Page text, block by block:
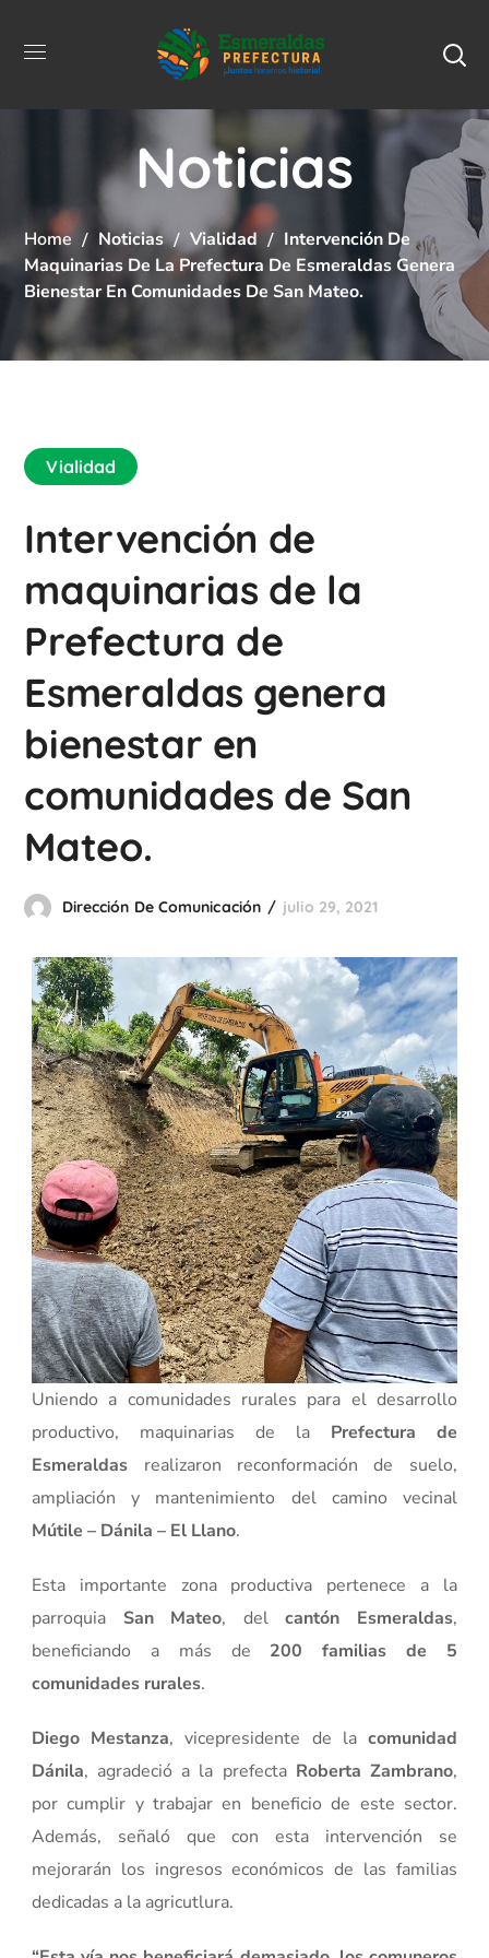
Noticias
Home Noticias Vialidad
Intervención De
Maquinarias De La Prefectura De Esmeraldas Genera
Bienestar En Comunidades De San Mateo.
Vialidad
Intervención de
maquinarias de la
Prefectura de
Esmeraldas genera
bienestar en
comunidades de San
Mateo.
Dirección De Comunicación julio 29, 2021
Uniendo a comunidades rurales para el desarrollo
productivo, maquinarias de la Prefectura de
Esmeraldas realizaron reconformación de suelo,
ampliación y mantenimiento del camino vecinal
Mútile – Dánila – El Llano.
Esta importante zona productiva pertenece a la
parroquia San Mateo, delcantón Esmeraldas,
beneficiando a más de 200 familias de 5
comunidades rurales.
Diego Mestanza, vicepresidente de la comunidad
Dánila, agradeció a la prefecta Roberta Zambrano,
por cumplir y trabajar en beneficio de este sector.
Además, señaló que con esta intervención se
mejorarán los ingresos económicos de las familias
dedicadas a la agricutlura.